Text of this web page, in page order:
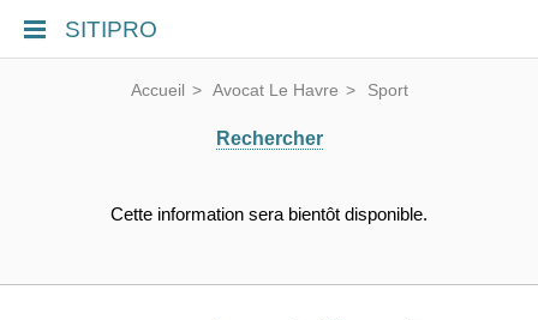
SITIPRO
Accueil Avocat Le Havre Sport
Rechercher
Cette information sera bientôt disponible.